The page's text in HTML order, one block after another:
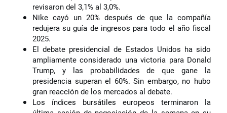
revisaron del 3,1% al 3,0%.
Nike cayó un 20% después de que la compañía
redujera su guía de ingresos para todo el año fiscal
2025.
El debate presidencial de Estados Unidos ha sido
ampliamente considerado una victoria para Donald
Trump, y las probabilidades de que gane la
presidencia superan el 60%. Sin embargo, no hubo
gran reacción de los mercados al debate.
Los índices bursátiles europeos terminaron la